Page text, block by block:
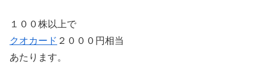
１００株以上で
クオカード ２０００円相当
あたります。